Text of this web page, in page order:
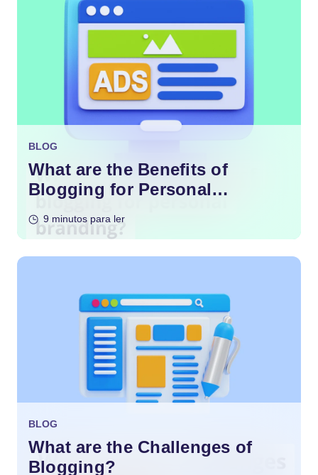
BLOG
What are the Benefits of
Blogging for Personal
9 minutos para ler
BLOG
What are the Challenges of
Blogging?